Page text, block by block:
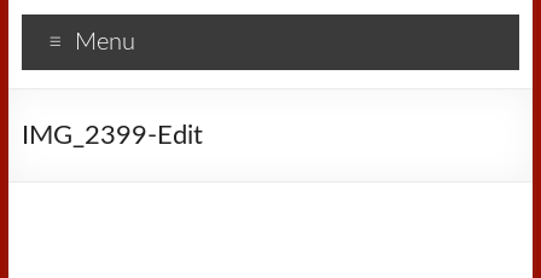
Menu
IMG_2399-Edit